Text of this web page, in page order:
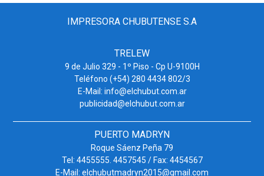
IMPRESORA CHUBUTENSE S.A
TRELEW
9 de Julio 329 - 1º Piso - Cp U-9100H
Teléfono (+54) 280 4434 802/3
E-Mail: info@elchubut.com.ar
publicidad@elchubut.com.ar
PUERTO MADRYN
Roque Sáenz Peña 79
Tel: 4455555. 4457545 / Fax: 4454567
E-Mail: elchubutmadryn2015@gmail.com